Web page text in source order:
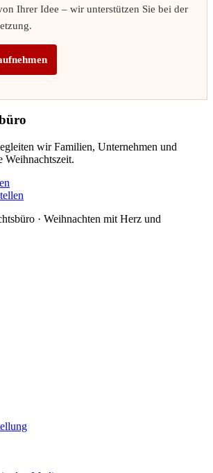
Ihrer Idee – wir unterstützen Sie bei der
wir Familien, Unternehmen und
Weihnachtszeit.
· Weihnachten mit Herz und